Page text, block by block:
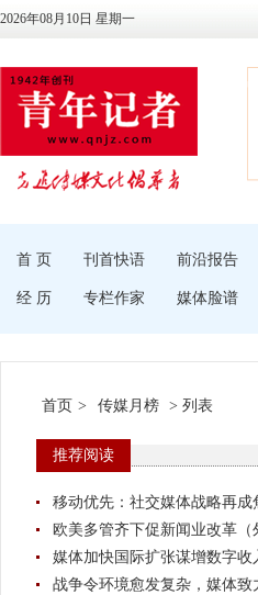
2026年08月10日 星期一
首 页 刊首快语 前沿报告
经 历 专栏作家 媒体脸谱
首页 > 传媒月榜 > 列表
推荐阅读
移动优先：社交媒体战略再成
欧美多管齐下促新闻业改革（
媒体加快国际扩张谋增数字收
战争令环境愈发复杂，媒体致